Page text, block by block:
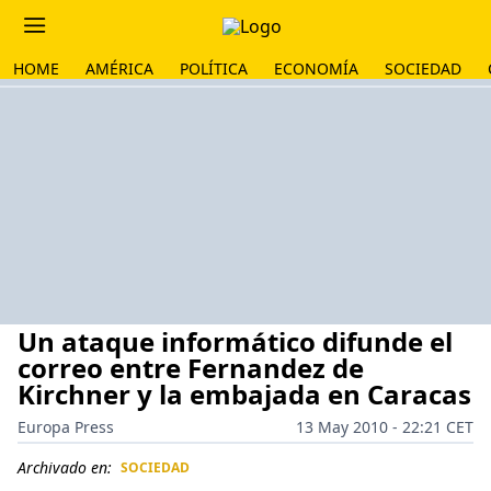
HOME AMÉRICA POLÍTICA ECONOMÍA SOCIEDAD
Un ataque informático difunde el
correo entre Fernandez de
Kirchner y la embajada en Caracas
Europa Press
13 May 2010 - 22:21 CET
Archivado en: SOCIEDAD